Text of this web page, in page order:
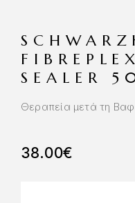
SEALER
Θεραπεία μετά τη
38.00€